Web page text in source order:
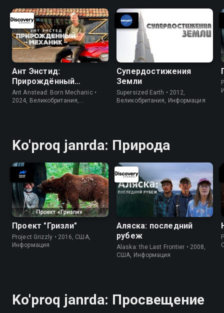
Ант Энстид:
Прирождённый
механик
Ant Anstead: Born Mechanic •
2024, Великобритания,
Супердостижения
Земли
Supersized Earth • 2012,
Великобритания, Информация
Ko'proq janrda: Природа
Проект "Гризли"
Project Grizzly • 2016, США,
Информация
Аляска: последний
рубеж
Alaska: the Last Frontier • 2008,
США, Информация
Ko'proq janrda: Просвещение